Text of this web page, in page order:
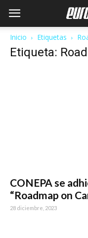
Inicio Etiquetas
Etiqueta:
CONEPA se
“Roadmap on
28 diciembre, 2023